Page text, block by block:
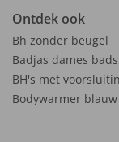
Ontdek ook
Bh zonder beugel
Badjas dames
BH's met
Bodywarmer blauw